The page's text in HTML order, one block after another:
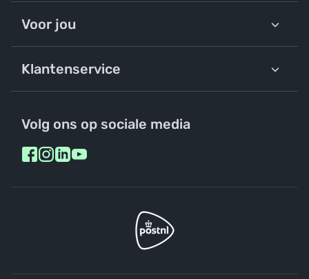
Voor jou
Klantenservice
Volg ons op sociale media